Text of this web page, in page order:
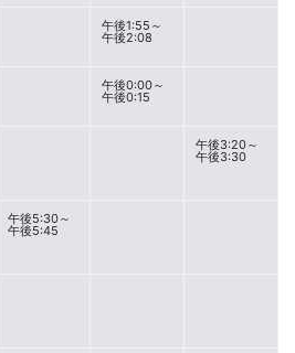
午後1:55～
午後2:08
午後0:00～
午後0:15
午後3:20～
午後3:30
午後5:30～
午後5:45